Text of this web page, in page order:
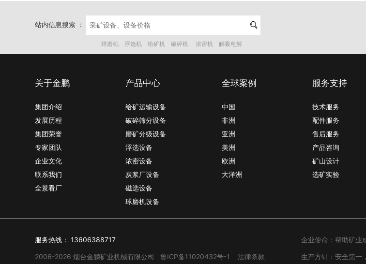
站内信息搜索 ： 
球磨机 浮选机 给矿机 破碎机 浓密机 解吸电解
关于金鹏
集团介绍
发展历程
集团荣誉
专家团队
企业文化
联系我们
全景看厂
产品中心
给矿运输设备
破碎筛分设备
磨矿分级设备
浮选设备
浓密设备
炭浆厂设备
磁选设备
球磨机设备
全球案例
中国
非洲
亚洲
美洲
欧洲
大洋洲
服务支持
技术服务
配件服务
售后服务
产品咨询
矿山设计
选矿实验
服务热线： 13606388717
2006-2026 烟台金鹏矿业机械有限公司 鲁ICP备11020432号-1 法律条款
企业使命：帮助矿业
生产方针：安全第一